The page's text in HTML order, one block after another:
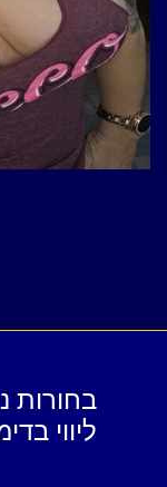
בחורות
ליווי